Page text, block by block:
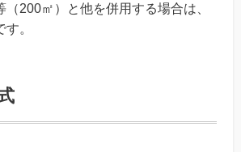
200㎡）と他を併用する場合は、
。